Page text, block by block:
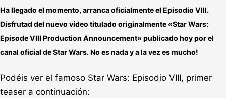
Ha llegado el momento, arranca oficialmente el Episodio VIII.
Disfrutad del nuevo vídeo titulado originalmente «Star Wars:
Episode VIII Production Announcement» publicado hoy por el
canal oficial de Star Wars. No es nada y a la vez es mucho!
Podéis ver el famoso Star Wars: Episodio VIII, primer
teaser a continuación: